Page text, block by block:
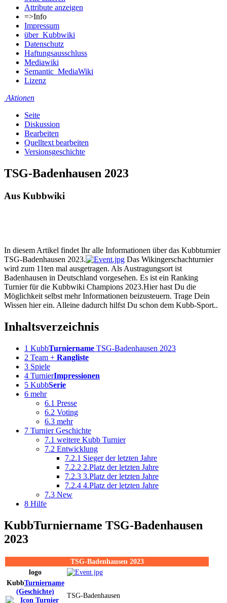
Attribute anzeigen
=>Info
Impressum
über_Kubbwiki
Datenschutz
Haftungsausschluss
Mediawiki
Semantic_MediaWiki
Lizenz
Aktionen
Seite
Diskussion
Bearbeiten
Quelltext bearbeiten
Versionsgeschichte
TSG-Badenhausen 2023
Aus Kubbwiki
In diesem Artikel findet Ihr alle Informationen über das Kubbturnier
TSG-Badenhausen 2023.
Das Wikingerschachturnier
wird zum 11ten mal ausgetragen. Als Austragungsort ist
Badenhausen in Deutschland vorgesehen. Es ist ein Ranking
Turnier für die Kubbwiki Champions 2023.Hier hast Du die
Möglichkeit selbst mehr Informationen beizusteuern. Trage Dein
Wissen hier ein. Alleine dadurch hilfst Du schon dem Kubb-Sport..
Inhaltsverzeichnis
1 KubbTurniername TSG-Badenhausen 2023
2 Team + Rangliste
3 Spiele
4 TurnierImpressionen
5 KubbSerie
6 mehr
6.1 Presse
6.2 Voting
6.3 mehr
7 Turnier Geschichte
7.1 weitere Kubb Turnier
7.2 Entwicklung
7.2.1 Sieger der letzten Jahre
7.2.2 2.Platz der letzten Jahre
7.2.3 3.Platz der letzten Jahre
7.2.4 4.Platz der letzten Jahre
7.3 New
8 Hilfe
KubbTurniername TSG-Badenhausen
2023
TSG-Badenhausen 2023
logo
KubbTurniername
(Geschichte)
TSG-Badenhausen